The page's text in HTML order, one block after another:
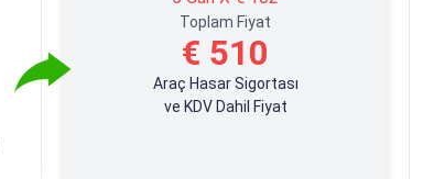
Toplam Fiyat
€ 510
Araç Hasar Sigortası
ve KDV Dahil Fiyat